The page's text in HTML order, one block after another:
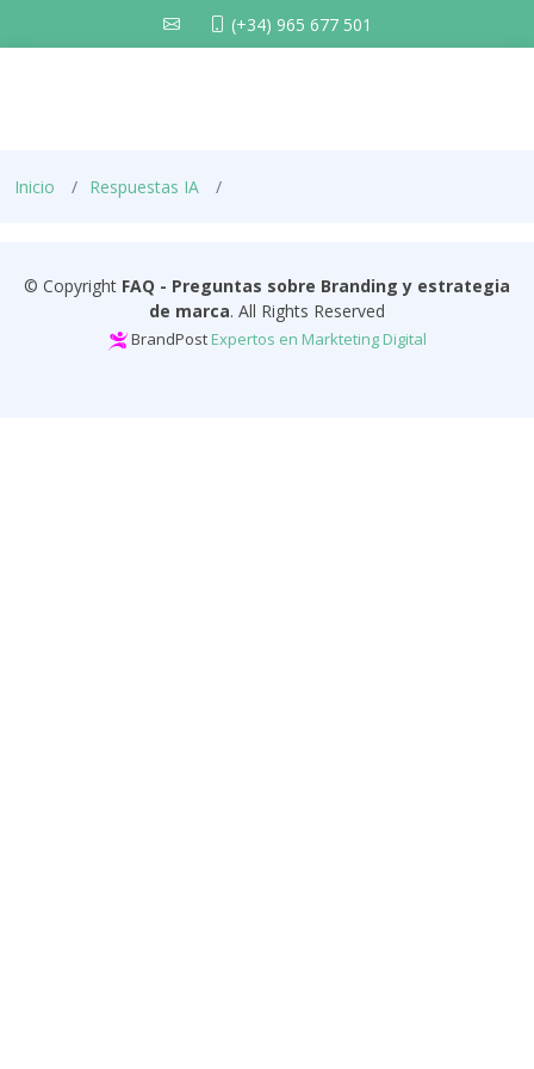
(+34) 965 677 501
Inicio Respuestas IA
© Copyright FAQ - Preguntas sobre Branding y estrategia
de marca. All Rights Reserved
BrandPost Expertos en Markteting Digital